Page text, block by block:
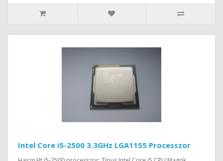
Intel Core i5-2500 3.3GHz LGA1155 Processzor